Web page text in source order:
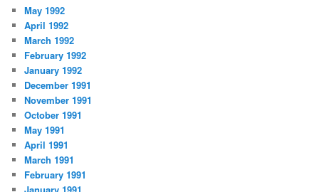
May 1992
April 1992
March 1992
February 1992
January 1992
December 1991
November 1991
October 1991
May 1991
April 1991
March 1991
February 1991